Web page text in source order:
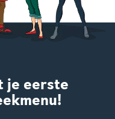
je eerste